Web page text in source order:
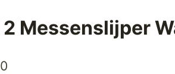
2 Messenslijper